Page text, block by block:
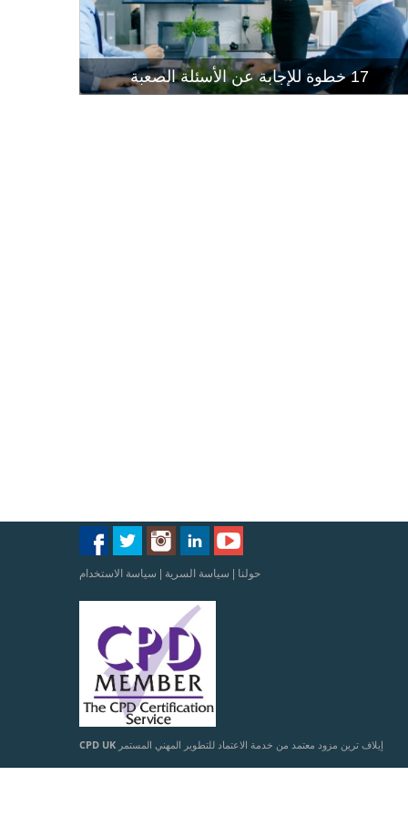
17 خطوة للإجابة عن الأسئلة الصعبة
حولنا سياسة السرية سياسة الاستخدام
إيلاف ترين مزود معتمد من خدمة الاعتماد للتطوير المهني المستمر CPD UK
السجل البريطاني لمقدمي خدمات التعليم والتدريب –UKPRN: 10099126